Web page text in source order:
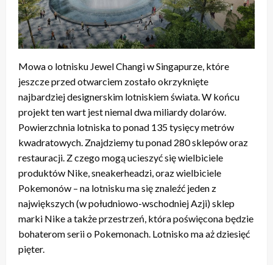
Mowa o lotnisku Jewel Changi w Singapurze, które
jeszcze przed otwarciem zostało okrzyknięte
najbardziej designerskim lotniskiem świata. W końcu
projekt ten wart jest niemal dwa miliardy dolarów.
Powierzchnia lotniska to ponad 135 tysięcy metrów
kwadratowych. Znajdziemy tu ponad 280 sklepów oraz
restauracji. Z czego mogą ucieszyć się wielbiciele
produktów Nike, sneakerheadzi, oraz wielbiciele
Pokemonów – na lotnisku ma się znaleźć jeden z
największych (w południowo-wschodniej Azji) sklep
marki Nike a także przestrzeń, która poświęcona będzie
bohaterom serii o Pokemonach. Lotnisko ma aż dziesięć
pięter.